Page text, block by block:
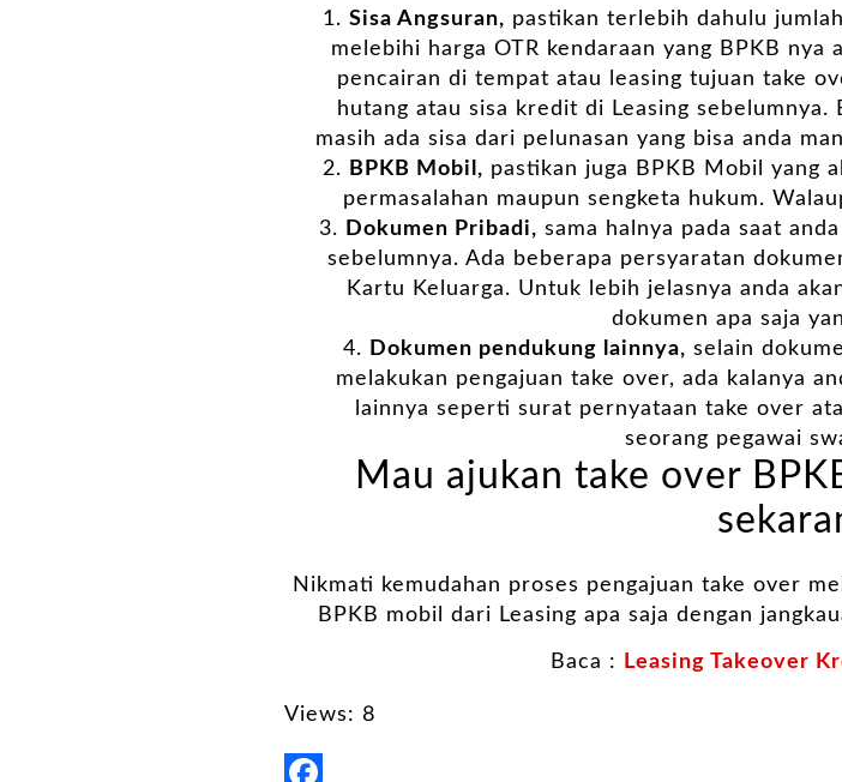
Sisa Angsuran, pastikan terlebih dahulu
melebihi harga OTR kendaraan yang BPKB
pencairan di tempat atau leasing tujuan take
hutang atau sisa kredit di Leasing
masih ada sisa dari pelunasan yang bisa anda
BPKB Mobil, pastikan juga BPKB Mobil yang
permasalahan maupun sengketa hukum.
Dokumen Pribadi, sama halnya pada saat
sebelumnya. Ada beberapa persyaratan
Kartu Keluarga. Untuk lebih jelasnya anda
dokumen apa saja
Dokumen pendukung lainnya, selain
melakukan pengajuan take over, ada kalanya
lainnya seperti surat pernyataan take over
seorang pegawai
Mau ajukan take over
Nikmati kemudahan proses pengajuan take over
BPKB mobil dari Leasing apa saja dengan
Baca : Leasing Takeover
Views: 8